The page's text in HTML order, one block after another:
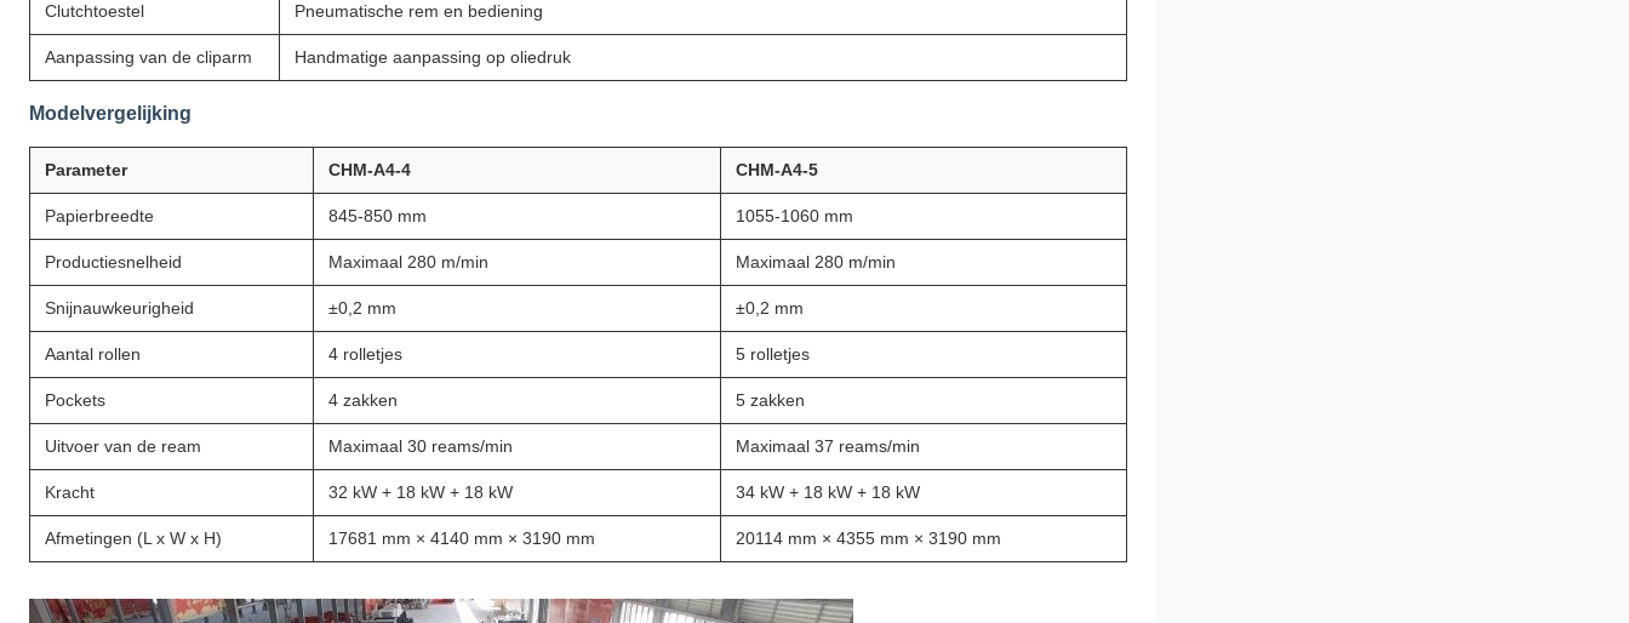
Clutchtoestel Pneumatische rem en bediening
Aanpassing van de cliparm Handmatige aanpassing op oliedruk
Modelvergelijking
Parameter CHM-A4-4 CHM-A4-5
Papierbreedte 845-850 mm 1055-1060 mm
Productiesnelheid Maximaal 280 m/min Maximaal 280 m/min
Snijnauwkeurigheid ±0,2 mm ±0,2 mm
Aantal rollen 4 rolletjes 5 rolletjes
Pockets 4 zakken 5 zakken
Uitvoer van de ream Maximaal 30 reams/min Maximaal 37 reams/min
Kracht 32 kW + 18 kW + 18 kW 34 kW + 18 kW + 18 kW
Afmetingen (L x W x H) 17681 mm × 4140 mm × 3190 mm 20114 mm × 4355 mm × 3190 mm